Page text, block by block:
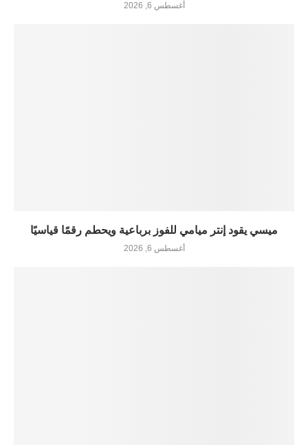
أغسطس 6, 2026
ميسي يقود إنتر ميامي للفوز برباعية ويحطم رقمًا قياسيًا
أغسطس 6, 2026